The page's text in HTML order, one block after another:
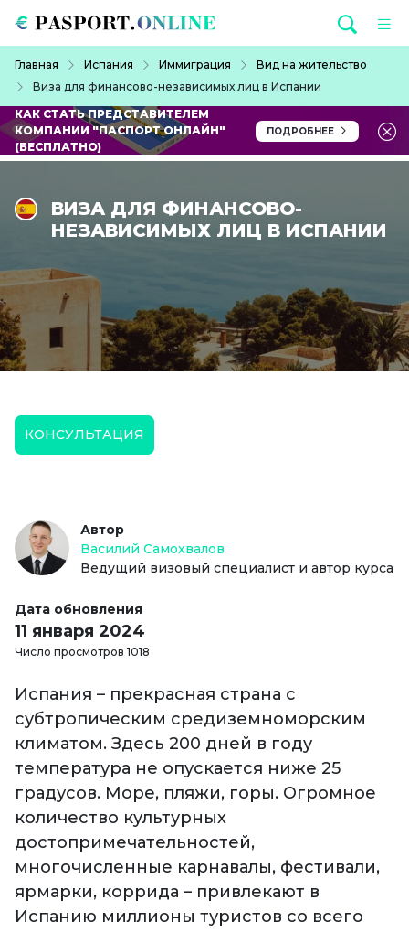
Главная Испания Иммиграция
Вид на жительство
Виза для финансово-независимых лиц в Испании
КАК СТАТЬ ПРЕДСТАВИТЕЛЕМ
КОМПАНИИ "ПАСПОРТ ОНЛАЙН"
(БЕСПЛАТНО)
ПОДРОБНЕЕ
ВИЗА ДЛЯ ФИНАНСОВО-
НЕЗАВИСИМЫХ ЛИЦ В ИСПАНИИ
КОНСУЛЬТАЦИЯ
Автор
Василий Самохвалов
Ведущий визовый специалист и автор курса
Дата обновления
11 января 2024
Число просмотров 1018
Испания – прекрасная страна с
субтропическим средиземноморским
климатом. Здесь 200 дней в году
температура не опускается ниже 25
градусов. Море, пляжи, горы. Огромное
количество культурных
достопримечательностей,
многочисленные карнавалы, фестивали,
ярмарки, коррида – привлекают в
Испанию миллионы туристов со всего